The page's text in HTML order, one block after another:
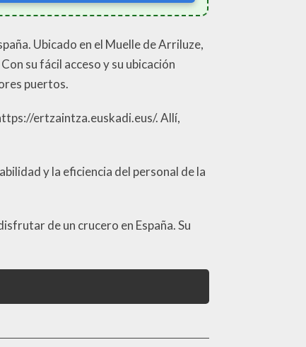
Ubicado en el Muelle de Arriluze,
su fácil acceso y su ubicación
puertos.
ertzaintza.euskadi.eus/. Allí,
y la eficiencia del personal de la
de un crucero en España. Su